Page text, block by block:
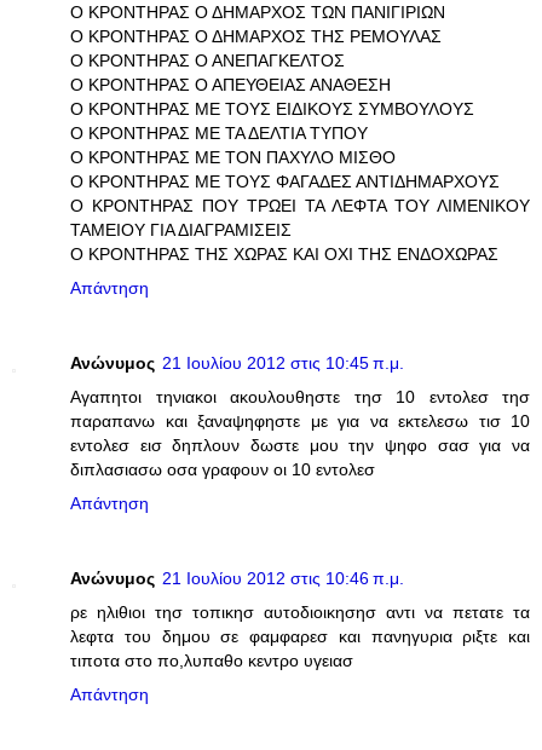
Ο ΚΡΟΝΤΗΡΑΣ Ο ΔΗΜΑΡΧΟΣ ΤΩΝ ΠΑΝΙΓΙΡΙΩΝ
Ο ΚΡΟΝΤΗΡΑΣ Ο ΔΗΜΑΡΧΟΣ ΤΗΣ ΡΕΜΟΥΛΑΣ
Ο ΚΡΟΝΤΗΡΑΣ Ο ΑΝΕΠΑΓΚΕΛΤΟΣ
Ο ΚΡΟΝΤΗΡΑΣ Ο ΑΠΕΥΘΕΙΑΣ ΑΝΑΘΕΣΗ
Ο ΚΡΟΝΤΗΡΑΣ ΜΕ ΤΟΥΣ ΕΙΔΙΚΟΥΣ ΣΥΜΒΟΥΛΟΥΣ
Ο ΚΡΟΝΤΗΡΑΣ ΜΕ ΤΑ ΔΕΛΤΙΑ ΤΥΠΟΥ
Ο ΚΡΟΝΤΗΡΑΣ ΜΕ ΤΟΝ ΠΑΧΥΛΟ ΜΙΣΘΟ
Ο ΚΡΟΝΤΗΡΑΣ ΜΕ ΤΟΥΣ ΦΑΓΑΔΕΣ ΑΝΤΙΔΗΜΑΡΧΟΥΣ
Ο ΚΡΟΝΤΗΡΑΣ ΠΟΥ ΤΡΩΕΙ ΤΑ ΛΕΦΤΑ ΤΟΥ ΛΙΜΕΝΙΚΟΥ
ΤΑΜΕΙΟΥ ΓΙΑ ΔΙΑΓΡΑΜΙΣΕΙΣ
Ο ΚΡΟΝΤΗΡΑΣ ΤΗΣ ΧΩΡΑΣ ΚΑΙ ΟΧΙ ΤΗΣ ΕΝΔΟΧΩΡΑΣ
Απάντηση
Ανώνυμος 21 Ιουλίου 2012 στις 10:45 π.μ.
Αγαπητοι τηνιακοι ακουλουθηστε τησ 10 εντολεσ τησ
παραπανω και ξαναψηφηστε με για να εκτελεσω τισ 10
εντολεσ εισ δηπλουν δωστε μου την ψηφο σασ για να
διπλασιασω οσα γραφουν οι 10 εντολεσ
Απάντηση
Ανώνυμος 21 Ιουλίου 2012 στις 10:46 π.μ.
ρε ηλιθιοι τησ τοπικησ αυτοδιοικησησ αντι να πετατε τα
λεφτα του δημου σε φαμφαρεσ και πανηγυρια ριξτε και
τιποτα στο πο,λυπαθο κεντρο υγειασ
Απάντηση